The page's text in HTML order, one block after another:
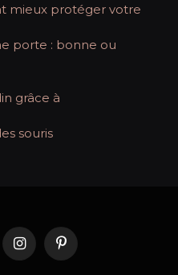
mieux protéger votre
porte : bonne ou
grâce à
souris
InstagramPinterest